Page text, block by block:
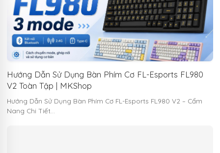
Hướng Dẫn Sử Dụng Bàn Phím Cơ FL-Esports FL980
V2 Toàn Tập | MKShop
Hướng Dẫn Sử Dụng Bàn Phím Cơ FL-Esports FL980 V2 – Cẩm
Nang Chi Tiết…